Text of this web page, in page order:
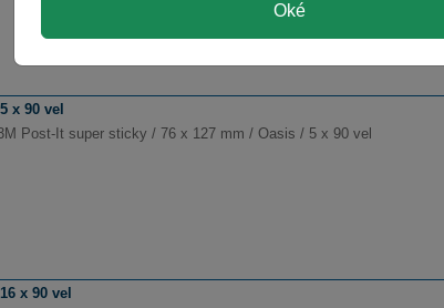
x 90 vel
Post-It super sticky / 76 x 127 mm / Oasis / 5 x 90 vel
x 90 vel
Oké